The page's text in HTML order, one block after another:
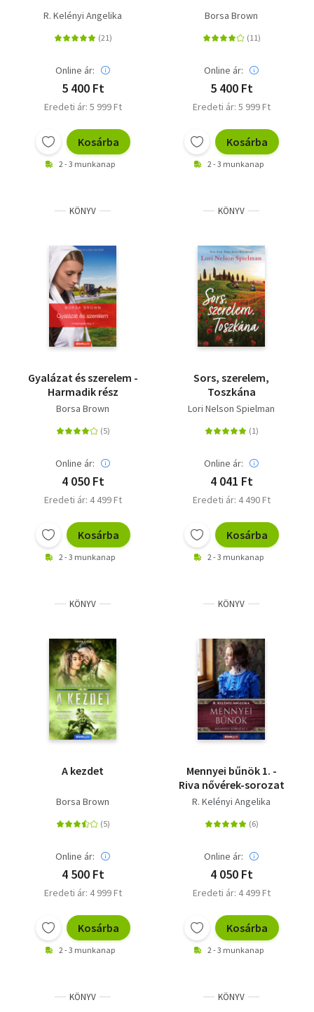
R. Kelényi Angelika
Online ár:
5 400 Ft
Eredeti ár: 5 999 Ft
Kosárba
2 - 3 munkanap
Borsa Brown
Online ár:
5 400 Ft
Eredeti ár: 5 999 Ft
Kosárba
2 - 3 munkanap
KÖNYV
Gyalázat és szerelem -
Harmadik rész
Borsa Brown
Online ár:
4 050 Ft
Eredeti ár: 4 499 Ft
Kosárba
2 - 3 munkanap
KÖNYV
Sors, szerelem,
Toszkána
Lori Nelson Spielman
Online ár:
4 041 Ft
Eredeti ár: 4 490 Ft
Kosárba
2 - 3 munkanap
KÖNYV
A kezdet
Borsa Brown
Online ár:
4 500 Ft
Eredeti ár: 4 999 Ft
Kosárba
2 - 3 munkanap
KÖNYV
Mennyei bűnök 1. -
Riva nővérek-sorozat
R. Kelényi Angelika
Online ár:
4 050 Ft
Eredeti ár: 4 499 Ft
Kosárba
2 - 3 munkanap
KÖNYV KÖNYV